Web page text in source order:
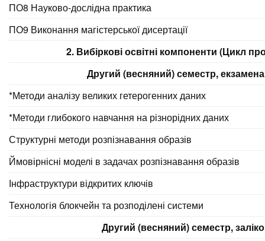
ПО8 Науково-дослідна практика
ПО9 Виконання магістерської дисертації
2. Вибіркові освітні компоненти (Цикл
Другий (весняний) семестр,
*Методи аналізу великих гетерогенних даних
*Методи глибокого навчання на різнорідних даних
Структурні методи розпізнавання образів
Ймовірнісні моделі в задачах розпізнавання образів
Інфраструктури відкритих ключів
Технологія блокчейн та розподілені системи
Другий (весняний) семестр,